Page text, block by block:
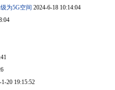
为5G空间 2024-6-18 10:14:04
1-20 19:15:52